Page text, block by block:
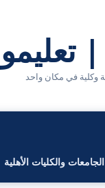
الجامعات والكليات الأهلية